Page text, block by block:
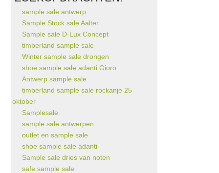
sample sale antwerp
Sample Stock sale Aalter
Sample sale D-Lux Concept
timberland sample sale
Winter sample sale drongen
shoe sample sale adanti Gioro
Antwerp sample sale
timberland sample sale rockanje 25
oktober
Samplesale
sample sale antwerpen
outlet en sample sale
shoe sample sale adanti
Sample sale dries van noten
safe sample sale